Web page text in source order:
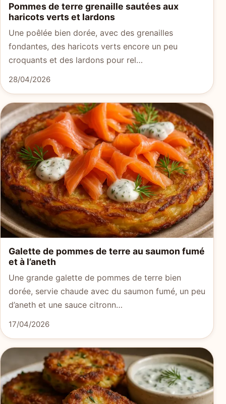
Pommes de terre grenaille sautées aux
haricots verts et lardons
Une poêlée bien dorée, avec des grenailles
fondantes, des haricots verts encore un peu
croquants et des lardons pour rel…
28/04/2026
Galette de pommes de terre au saumon fumé
et à l’aneth
Une grande galette de pommes de terre bien
dorée, servie chaude avec du saumon fumé, un peu
d’aneth et une sauce citronn…
17/04/2026